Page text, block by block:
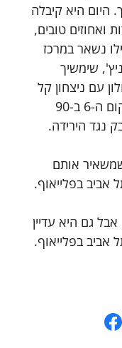
היום היא קיבלה
הנפלא עם 30 נקודות ואחוזים טובים,
נשאר במרכז
שימשיך
עם ניצחון קל
נגד הירידה.
אותם
אביב בפלייאוף.
גם היא עדיין
אביב בפלייאוף.